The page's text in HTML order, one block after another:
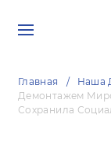
Главная Наша
Демонтажем
Сохранила